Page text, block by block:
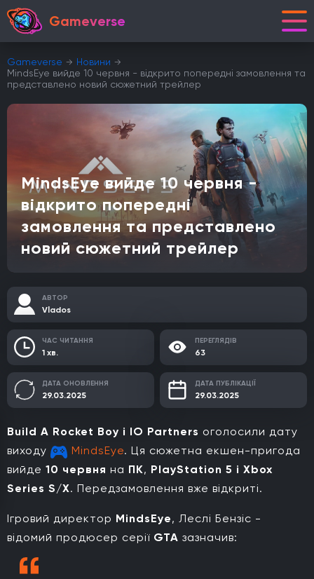
Gameverse
Gameverse
Новини
MindsEye вийде 10 червня - відкрито попередні замовлення та
представлено новий сюжетний трейлер
MindsEye вийде 10 червня -
відкрито попередні
замовлення та представлено
новий сюжетний трейлер
АВТОР
Vlados
ЧАС ЧИТАННЯ
1 хв.
ПЕРЕГЛЯДІВ
63
ДАТА ОНОВЛЕННЯ
29.03.2025
ДАТА ПУБЛІКАЦІЇ
29.03.2025
Build A Rocket Boy і IO Partners оголосили дату
виходу
MindsEye. Ця сюжетна екшен-пригода
вийде 10 червня на ПК, PlayStation 5 і Xbox
Series S/X. Передзамовлення вже відкриті.
Ігровий директор MindsEye, Леслі Бензіс -
відомий продюсер серії GTA зазначив: